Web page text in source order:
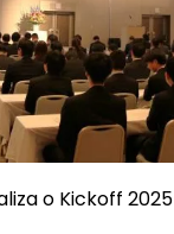
o Kickoff 2025